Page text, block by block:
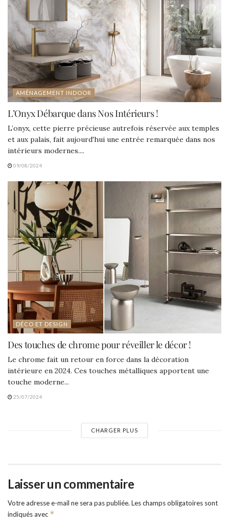
AMÉNAGEMENT INDOOR
L’Onyx Débarque dans Nos Intérieurs !
L’onyx, cette pierre précieuse autrefois réservée aux temples
et aux palais, fait aujourd'hui une entrée remarquée dans nos
intérieurs modernes....
09/08/2024
DÉCO ET DESIGN
Des touches de chrome pour réveiller le décor !
Le chrome fait un retour en force dans la décoration
intérieure en 2024. Ces touches métalliques apportent une
touche moderne...
25/07/2024
CHARGER PLUS
Laisser un commentaire
Votre adresse e-mail ne sera pas publiée. Les champs obligatoires sont
indiqués avec *